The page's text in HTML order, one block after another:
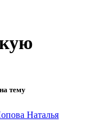
тему
Наталья